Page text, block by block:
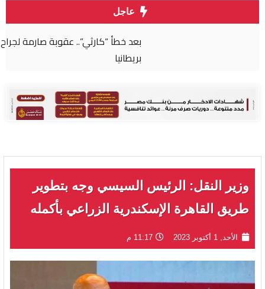
عاجل
بعد خطأ “كارثي”.. عقوبة صارمة لجراح مصري في
وزير النقل: الرئيس السيسي وجه بتطوير
طريق القاهرة الإسكندرية الزراعي بأكمله
الأحد, 1 أكتوبر 2023 11:17 م